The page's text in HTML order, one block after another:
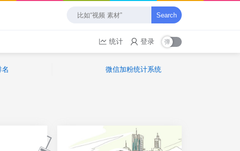
Search
统计 登录
微信加粉统计系统